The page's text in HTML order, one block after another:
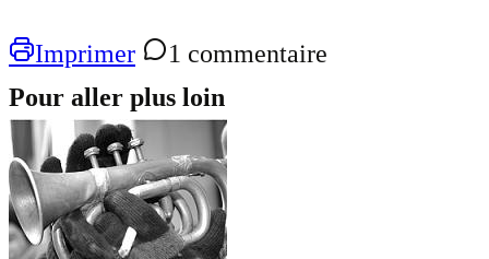
Imprimer
1 commentaire
Pour aller plus loin